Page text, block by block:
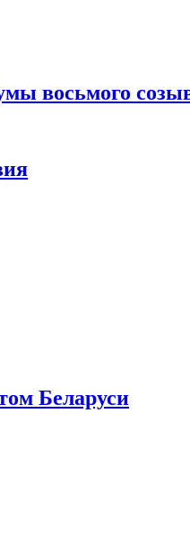
восьмого
Беларуси